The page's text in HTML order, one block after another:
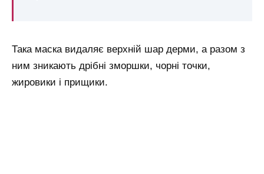
Така маска видаляє верхній шар дерми, а разом з
ним зникають дрібні зморшки, чорні точки,
жировики і прищики.